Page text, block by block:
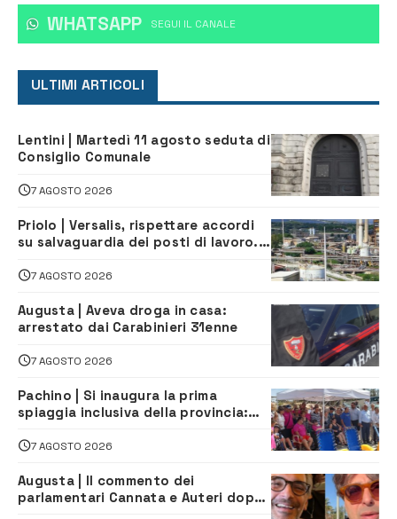
WHATSAPP ‎SEGUI IL CANALE
ULTIMI ARTICOLI
Lentini | Martedì 11 agosto seduta di
Consiglio Comunale
7 AGOSTO 2026
Priolo | Versalis, rispettare accordi
su salvaguardia dei posti di lavoro. Il
7 AGOSTO 2026
Augusta | Aveva droga in casa:
arrestato dai Carabinieri 31enne
7 AGOSTO 2026
Pachino | Si inaugura la prima
spiaggia inclusiva della provincia:
tutti
7 AGOSTO 2026
Augusta | Il commento dei
parlamentari Cannata e Auteri dopo